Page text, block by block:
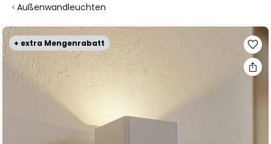
Außenwandleuchten
+ extra Mengenrabatt
Zum
Ende
der
Bildgalerie
springen